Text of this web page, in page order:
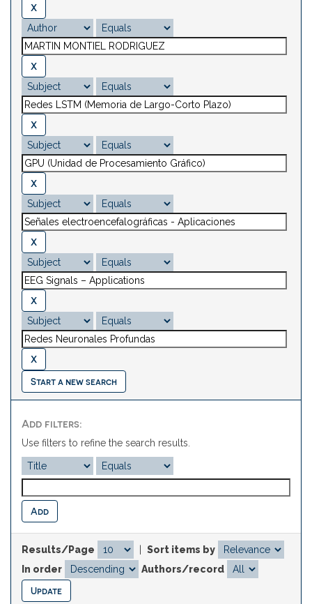
Start a new search
Add filters:
Use filters to refine the search results.
Results/Page
Sort items by
In order
Authors/record